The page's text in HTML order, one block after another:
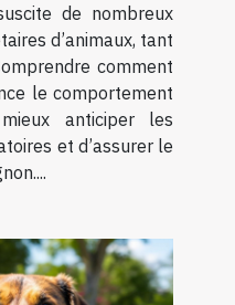
de nombreux
d’animaux, tant
comment
le comportement
anticiper les
et d’assurer le